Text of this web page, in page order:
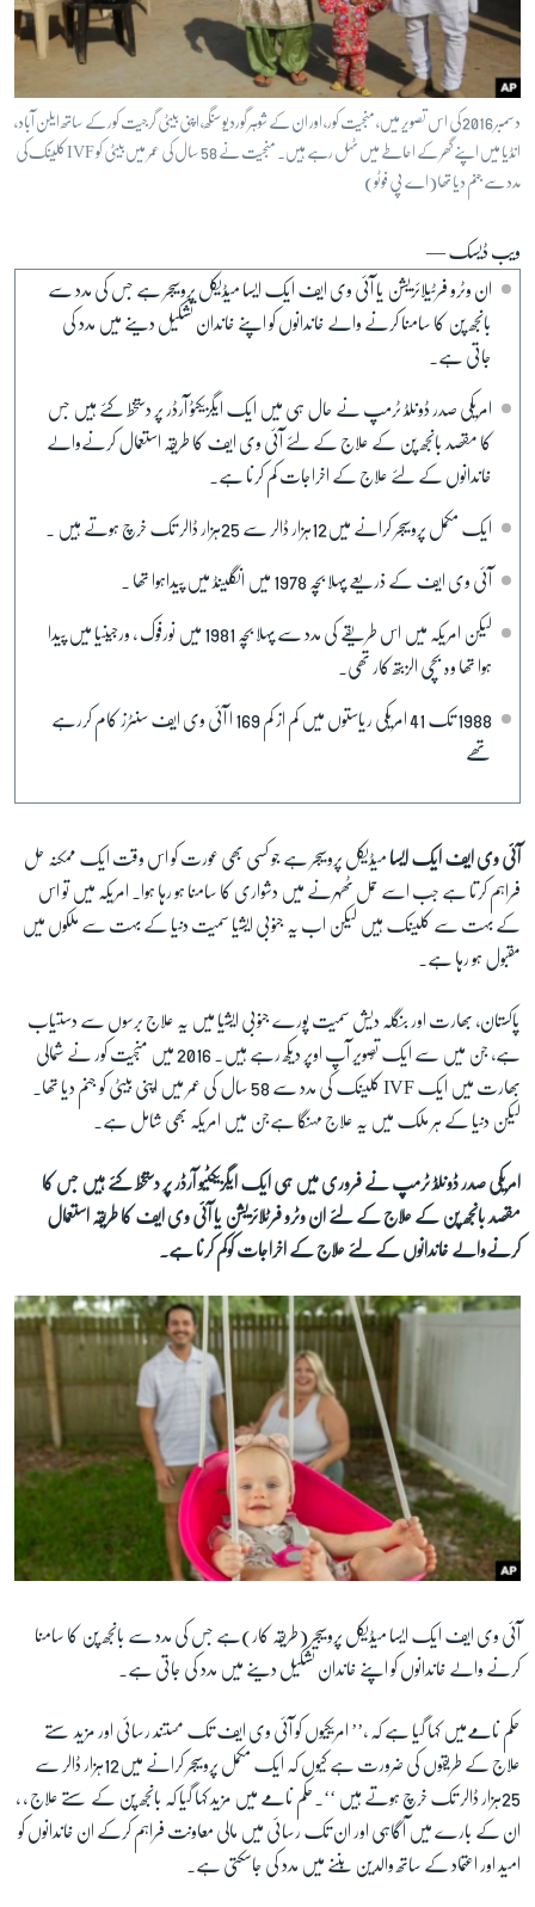
آرٹ
آزادیٔ صحافت
سائنس و ٹیکنالوجی
صحت
دلچسپ و عجیب
اسپیشل کوریج
اداریہ
Learning English
FOLLOW US
زبان
دسمبر 2016 کی اس تصویر میں، منجیت کور، اور ان کے شوہر گوردیو سنگھ، اپنی بیٹی گرجیت کور کے ساتھ ایلن آباد،
انڈیا میں اپنے گھر کے احاطے میں ٹہل رہے ہیں۔ منجیت نے 58 سال کی عمر میں بیٹی کو IVF کلینک کی
مدد سے جنم دیا تھا(اے پی فوٹو)
ویب ڈیسک —
ان وٹرو فرٹیلائزیشن یا آئی وی ایف ایک ایسا میڈیکل پروسیجر ہے جس کی مدد سے
بانجھ پن کا سامنا کرنے والے خاندانوں کو اپنے خاندان تشکیل دینے میں مدد کی
جاتی ہے۔
امریکی صدر ڈونلڈ ٹرمپ نے حال ہی میں ایک ایگزیکٹو آرڈر پر دستخط کئے ہیں جس
کا مقصد بانجھ پن کے علاج کے لئے آئی وی ایف کا طریقہ استعمال کرنےوالے
خاندانوں کے لئے علاج کے اخراجات کم کرنا ہے۔
ایک مکمل پروسیجر کرانے میں12ہزار ڈالر سے 25ہزار ڈالر تک خرچ ہوتے ہیں ۔
آئی وی ایف کے ذریعے پہلا بچہ 1978 میں انگلینڈ میں پیداہوا تھا ۔
لیکن امریکہ میں اس طریقے کی مدد سے پہلا بچہ 1981 میں نورفوک ، ورجینیا میں پیدا
ہوا تھا وہ بچی الزبتھ کار تھی۔
1988 تک 41 امریکی ریاستوں میں کم از کم 169 ا آئی وی ایف سنٹرز کام کررہے
تھے
آئی وی ایف ایک ایسا میڈیکل پروسیجر ہے جو کسی بھی عورت کو اس وقت ایک ممکنہ حل
فراہم کرتا ہے جب اسے حمل ٹھہرنے میں دشواری کا سامنا ہو رہا ہوا۔ امریکہ میں تو اس
کے بہت سے کلینک ہیں لیکن اب یہ جنوبی ایشیا سمیت دنیا کے بہت سے ملکوں میں
مقبول ہو رہا ہے۔
پاکستان، بھارت اور بنگلہ دیش سمیت پورے جنوبی ایشیا میں یہ علاج برسوں سے دستیاب
ہے، جن میں سے ایک تؐصویر آپ اوپر دیکھ رہے ہیں۔ 2016 میں منجیت کور نے شمالی
بھارت میں ایک IVF کلینک کی مدد سے 58 سال کی عمر میں اپنی بیٹی کو جنم دیا تھا۔
لیکن دنیا کے ہر ملک میں یہ علاج مہنگا ہےجن میں امریکہ بھی شامل ہے۔
امریکی صدر ڈونلڈ ٹرمپ نے فروری میں ہی ایک ایگزیکٹیو آرڈر پر دستخط کئے ہیں جس کا
مقصد بانجھ پن کے علاج کے لئے ان وٹرو فرٹلائزیشن یا آئی وی ایف کا طریقہ استعمال
کرنےوالے خاندانوں کے لئے علاج کے اخراجات کوکم کرنا ہے۔
آئی وی ایف ایک ایسا میڈیکل پروسیجر (طریقہ کار)ہے جس کی مدد سے بانجھ پن کا سامنا
کرنے والے خاندانوں کو اپنے خاندان تشکیل دینے میں مدد کی جاتی ہے۔
حکم نامےمیں کہا گیا ہے کہ ،’’ امریکیوں کو آئی وی ایف تک مستند رسائی اور مزید سستے
علاج کے طریقوں کی ضرورت ہے کیوں کہ ایک مکمل پروسیجر کرانے میں12ہزار ڈالر سے
25ہزار ڈالر تک خرچ ہوتے ہیں ‘‘۔حکم نامے میں مزید کہا گیا کہ بانجھ پن کے سستے علاج ، ،
ان کے بارے میں آگاہی اور ان تک رسائی میں مالی معاونت فراہم کرکے ان خاندانوں کو
امید اور اعتماد کے ساتھ والدین بننے میں مدد کی جاسکتی ہے۔